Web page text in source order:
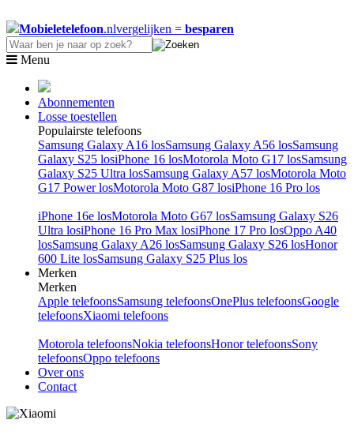
Mobieletelefoon.nlvergelijken = besparen
Menu
Abonnementen
Losse toestellen
Populairste telefoons
Samsung Galaxy A16 losSamsung Galaxy A56 losSamsung
Galaxy S25 losiPhone 16 losMotorola Moto G17 losSamsung
Galaxy S25 Ultra losSamsung Galaxy A57 losMotorola Moto
G17 Power losMotorola Moto G87 losiPhone 16 Pro los
iPhone 16e losMotorola Moto G67 losSamsung Galaxy S26
Ultra losiPhone 16 Pro Max losiPhone 17 Pro losOppo A40
losSamsung Galaxy A26 losSamsung Galaxy S26 losHonor
600 Lite losSamsung Galaxy S25 Plus los
Merken
Merken
Apple telefoonsSamsung telefoonsOnePlus telefoonsGoogle
telefoonsXiaomi telefoons
Motorola telefoonsNokia telefoonsHonor telefoonsSony
telefoonsOppo telefoons
Over ons
Contact